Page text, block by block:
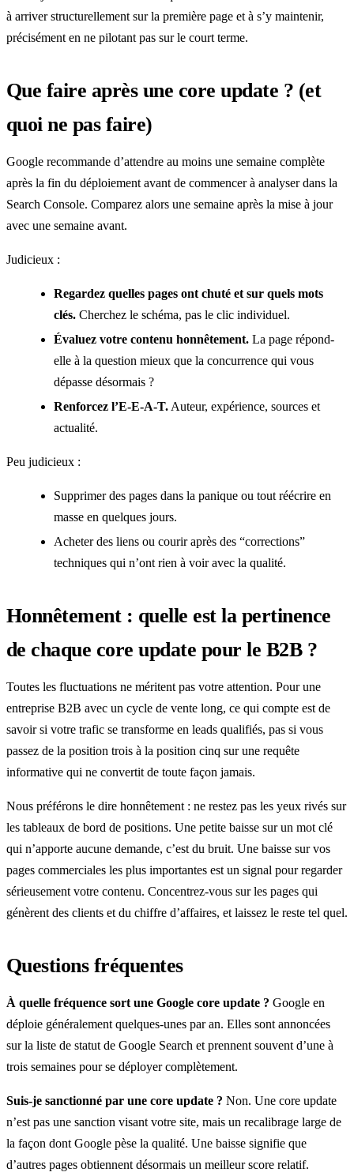
à arriver structurellement sur la première page et à s’y maintenir,
précisément en ne pilotant pas sur le court terme.
Que faire après une core update ? (et
quoi ne pas faire)
Google recommande d’attendre au moins une semaine complète
après la fin du déploiement avant de commencer à analyser dans la
Search Console. Comparez alors une semaine après la mise à jour
avec une semaine avant.
Judicieux :
Regardez quelles pages ont chuté et sur quels mots
clés. Cherchez le schéma, pas le clic individuel.
Évaluez votre contenu honnêtement. La page répond-
elle à la question mieux que la concurrence qui vous
dépasse désormais ?
Renforcez l’E-E-A-T. Auteur, expérience, sources et
actualité.
Peu judicieux :
Supprimer des pages dans la panique ou tout réécrire en
masse en quelques jours.
Acheter des liens ou courir après des “corrections”
techniques qui n’ont rien à voir avec la qualité.
Honnêtement : quelle est la pertinence
de chaque core update pour le B2B ?
Toutes les fluctuations ne méritent pas votre attention. Pour une
entreprise B2B avec un cycle de vente long, ce qui compte est de
savoir si votre trafic se transforme en leads qualifiés, pas si vous
passez de la position trois à la position cinq sur une requête
informative qui ne convertit de toute façon jamais.
Nous préférons le dire honnêtement : ne restez pas les yeux rivés sur
les tableaux de bord de positions. Une petite baisse sur un mot clé
qui n’apporte aucune demande, c’est du bruit. Une baisse sur vos
pages commerciales les plus importantes est un signal pour regarder
sérieusement votre contenu. Concentrez-vous sur les pages qui
génèrent des clients et du chiffre d’affaires, et laissez le reste tel quel.
Questions fréquentes
À quelle fréquence sort une Google core update ? Google en
déploie généralement quelques-unes par an. Elles sont annoncées
sur la liste de statut de Google Search et prennent souvent d’une à
trois semaines pour se déployer complètement.
Suis-je sanctionné par une core update ? Non. Une core update
n’est pas une sanction visant votre site, mais un recalibrage large de
la façon dont Google pèse la qualité. Une baisse signifie que
d’autres pages obtiennent désormais un meilleur score relatif.